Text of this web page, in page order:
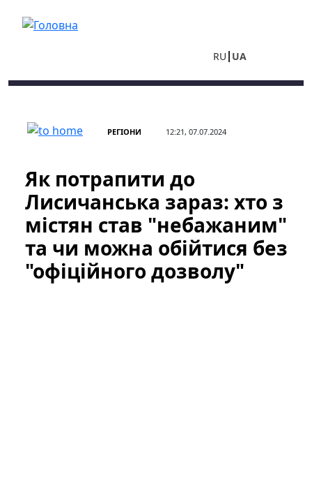
RU UA
РЕГІОНИ 12:21, 07.07.2024
Як потрапити до
Лисичанська зараз: хто з
містян став "небажаним"
та чи можна обійтися без
"офіційного дозволу"